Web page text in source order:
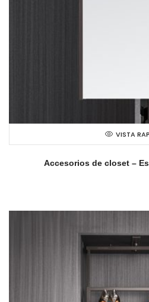
VISTA
Accesorios de closet –